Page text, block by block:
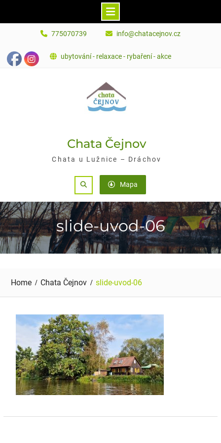
content
775070739 info@chatacejnov.cz
ubytování - relaxace - rybaření - akce
Chata Čejnov
Chata u Lužnice – Dráchov
Search Mapa
slide-uvod-06
Home Chata Čejnov slide-uvod-06